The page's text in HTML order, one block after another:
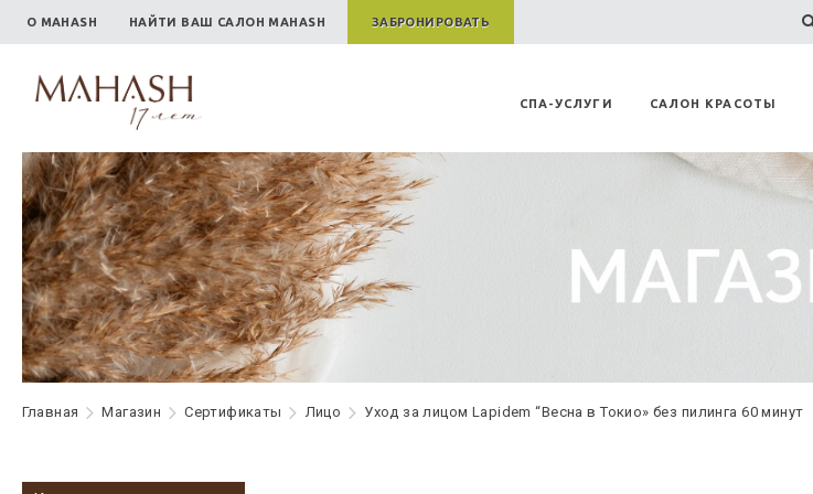
О MAHASH НАЙТИ ВАШ САЛОН MAHASH ЗАБРОНИРОВАТЬ
СПА-УСЛУГИ САЛОН КРАСОТЫ
Главная Maгазин Сертификаты Лицо Уход за лицом Lapidem “Весна в Токио» без пилинга 60 минут